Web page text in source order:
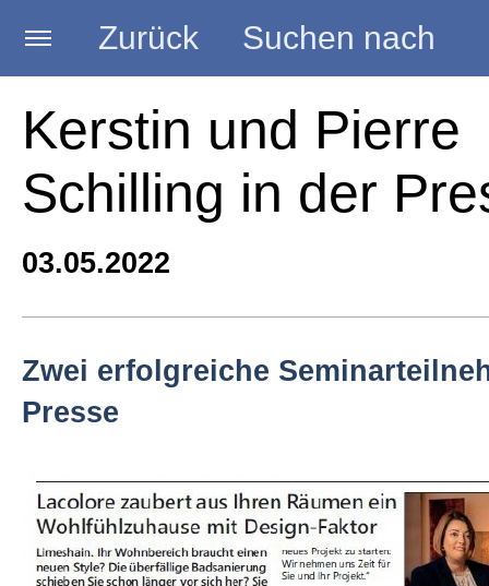
Zurück Suchen nach
Startseite
BLOG HANDWERK
Kategorien
Seminare
Beratungen
Kerstin und Pierre
Schilling in der
03.05.2022
Zwei erfolgreiche
Presse